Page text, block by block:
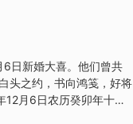
是让你走入陷阱。太阳
出现安排被调整的事情。
性的消息和事情——当
日新婚大喜。他们曾共
头之约，书向鸿笺，好将
月6日农历癸卯年十月